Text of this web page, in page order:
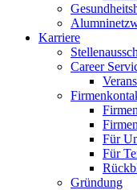
Karriere
Career
Für
Für
Gründung